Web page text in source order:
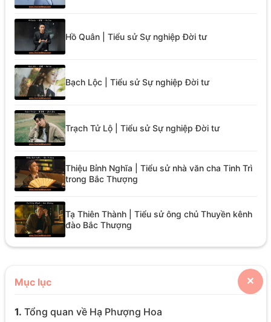
Hồ Quân | Tiểu sử Sự nghiệp Đời tư
Bạch Lộc | Tiểu sử Sự nghiệp Đời tư
Trạch Tử Lộ | Tiểu sử Sự nghiệp Đời tư
Thiệu Bỉnh Nghĩa | Tiểu sử nhà văn cha Tinh Trì
trong Bắc Thượng
Tạ Thiên Thành | Tiểu sử ông chủ Thuyền kênh
đào Bắc Thượng
✕
Mục lục
1. Tổng quan về Hạ Phượng Hoa